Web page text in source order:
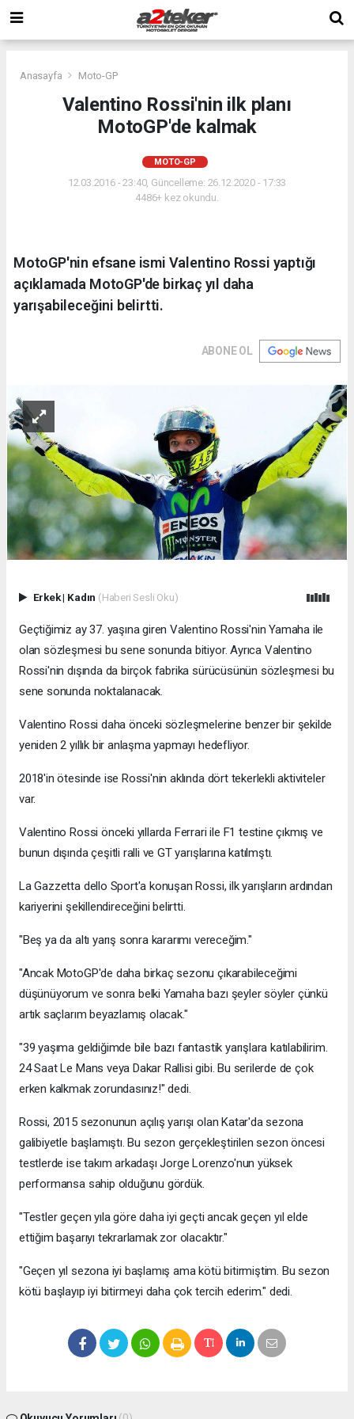
Anasayfa Moto-GP
Valentino Rossi'nin ilk planı
MotoGP'de kalmak
MOTO-GP
12.03.2016 - 23:40, Güncelleme: 26.12.2020 - 17:33
4486+ kez okundu.
MotoGP'nin efsane ismi Valentino Rossi yaptığı
açıklamada MotoGP'de birkaç yıl daha
yarışabileceğini belirtti.
ABONE OL
Erkek| Kadın (Haberi Sesli Oku)
Geçtiğimiz ay 37. yaşına giren Valentino Rossi'nin Yamaha ile
olan sözleşmesi bu sene sonunda bitiyor. Ayrıca Valentino
Rossi'nin dışında da birçok fabrika sürücüsünün sözleşmesi bu
sene sonunda noktalanacak.
Valentino Rossi daha önceki sözleşmelerine benzer bir şekilde
yeniden 2 yıllık bir anlaşma yapmayı hedefliyor.
2018'in ötesinde ise Rossi'nin aklında dört tekerlekli aktiviteler
var.
Valentino Rossi önceki yıllarda Ferrari ile F1 testine çıkmış ve
bunun dışında çeşitli ralli ve GT yarışlarına katılmştı.
La Gazzetta dello Sport'a konuşan Rossi, ilk yarışların ardından
kariyerini şekillendireceğini belirtti.
"Beş ya da altı yarış sonra kararımı vereceğim."
"Ancak MotoGP'de daha birkaç sezonu çıkarabileceğimi
düşünüyorum ve sonra belki Yamaha bazı şeyler söyler çünkü
artık saçlarım beyazlamış olacak."
"39 yaşıma geldiğimde bile bazı fantastik yarışlara katılabilirim.
24 Saat Le Mans veya Dakar Rallisi gibi. Bu serilerde de çok
erken kalkmak zorundasınız!" dedi.
Rossi, 2015 sezonunun açılış yarışı olan Katar'da sezona
galibiyetle başlamıştı. Bu sezon gerçekleştirilen sezon öncesi
testlerde ise takım arkadaşı Jorge Lorenzo'nun yüksek
performansa sahip olduğunu gördük.
"Testler geçen yıla göre daha iyi geçti ancak geçen yıl elde
ettiğim başarıyı tekrarlamak zor olacaktır."
"Geçen yıl sezona iyi başlamış ama kötü bitirmiştim. Bu sezon
kötü başlayıp iyi bitirmeyi daha çok tercih ederim." dedi.